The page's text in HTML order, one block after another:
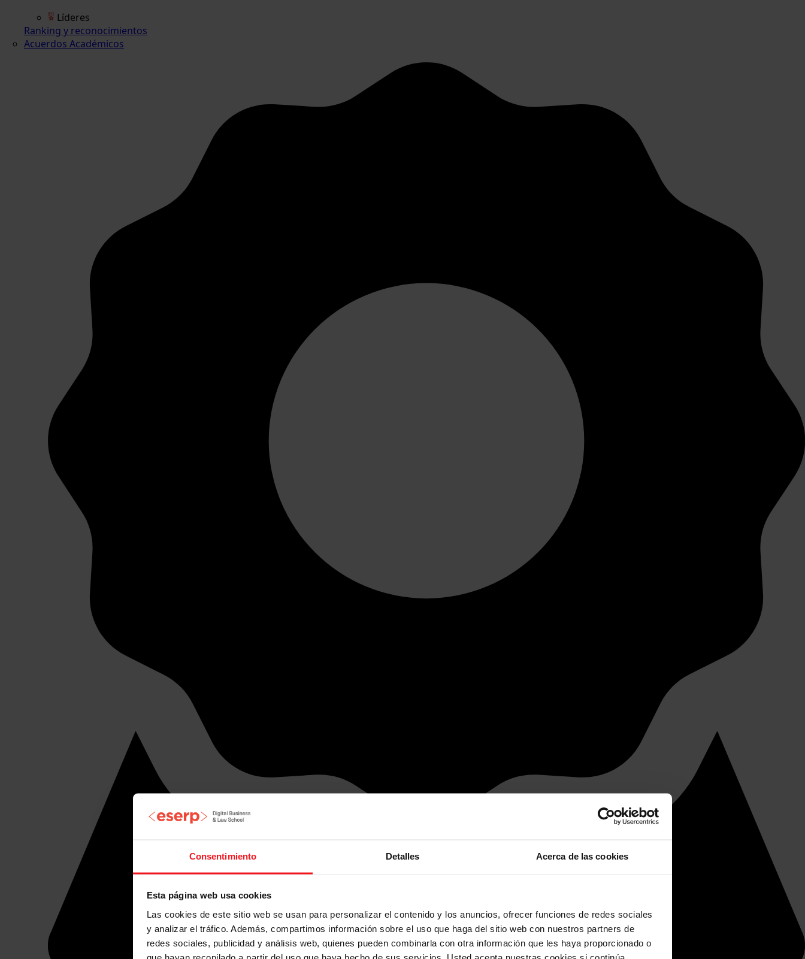
Consentimiento Detalles Acerca de las cookies
Esta página web usa cookies
Las cookies de este sitio web se usan para personalizar el contenido y los anuncios, ofrecer funciones de redes sociales
y analizar el tráfico. Además, compartimos información sobre el uso que haga del sitio web con nuestros partners de
redes sociales, publicidad y análisis web, quienes pueden combinarla con otra información que les haya proporcionado o
Líderes
Ranking y reconocimientos
Acuerdos Académicos